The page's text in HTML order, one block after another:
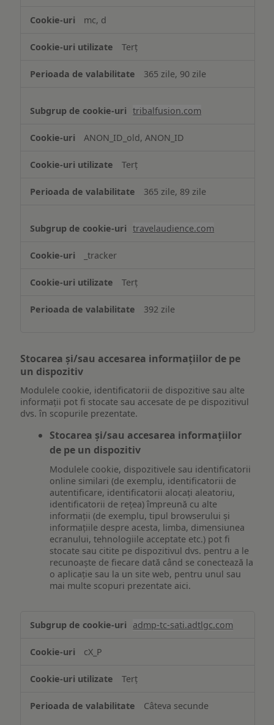
mc, d
Terț
365 zile, 90 zile
tribalfusion.com
ANON_ID_old, ANON_ID
Terț
365 zile, 89 zile
travelaudience.com
_tracker
Terț
392 zile
Stocarea și/sau accesarea informațiilor de pe
un dispozitiv
Modulele cookie, identificatorii de dispozitive sau alte
informații pot fi stocate sau accesate de pe dispozitivul
dvs. în scopurile prezentate.
Stocarea și/sau accesarea informațiilor
de pe un dispozitiv
Modulele cookie, dispozitivele sau identificatorii
online similari (de exemplu, identificatorii de
autentificare, identificatorii alocați aleatoriu,
identificatorii de rețea) împreună cu alte
informații (de exemplu, tipul browserului și
informațiile despre acesta, limba, dimensiunea
ecranului, tehnologiile acceptate etc.) pot fi
stocate sau citite pe dispozitivul dvs. pentru a le
recunoaște de fiecare dată când se conectează la
o aplicație sau la un site web, pentru unul sau
mai multe scopuri prezentate aici.
și/sau
informațiilor
pe
dispozitiv
admp-tc-sati.adtlgc.com
cX_P
Terț
Câteva secunde